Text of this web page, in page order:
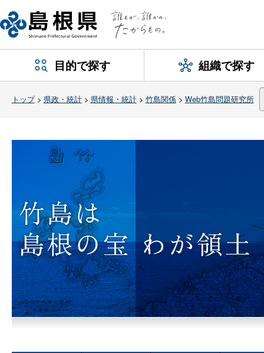
目的で探す 組織で探す
トップ> 県政・統計> 県情報・統計> 竹島関係> Web竹島問題研究所